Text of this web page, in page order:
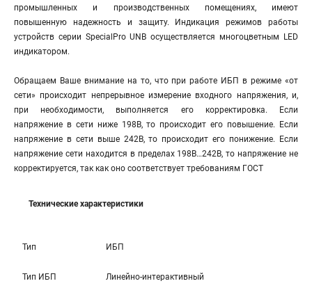
промышленных и производственных помещениях, имеют
повышенную надежность и защиту. Индикация режимов работы
устройств серии SpecialPro UNB осуществляется многоцветным LED
индикатором.
Обращаем Ваше внимание на то, что при работе ИБП в режиме «от
сети» происходит непрерывное измерение входного напряжения, и,
при необходимости, выполняется его корректировка. Если
напряжение в сети ниже 198В, то происходит его повышение. Если
напряжение в сети выше 242В, то происходит его понижение. Если
напряжение сети находится в пределах 198В…242В, то напряжение не
корректируется, так как оно соответствует требованиям ГОСТ
Технические характеристики
Тип ИБП
Тип ИБП Линейно-интерактивный